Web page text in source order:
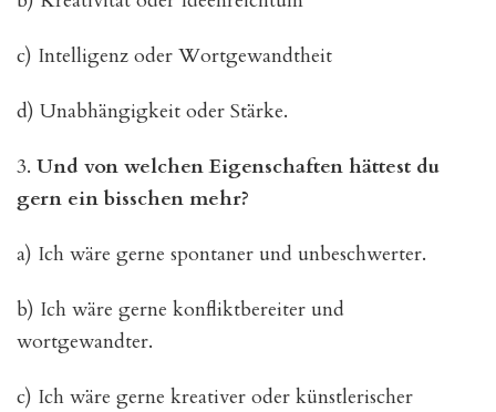
c) Intelligenz oder Wortgewandtheit
d) Unabhängigkeit oder Stärke.
3. Und von welchen Eigenschaften hättest du
gern ein bisschen mehr?
a) Ich wäre gerne spontaner und unbeschwerter.
b) Ich wäre gerne konfliktbereiter und
wortgewandter.
c) Ich wäre gerne kreativer oder künstlerischer